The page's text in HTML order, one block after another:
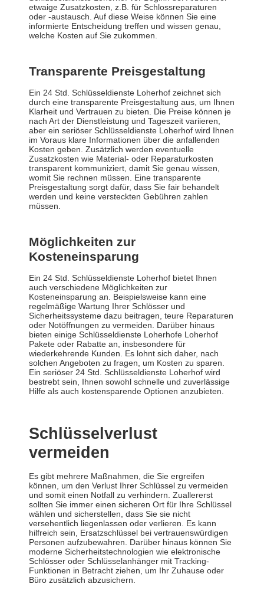
etwaige Zusatzkosten, z.B. für Schlossreparaturen
oder -austausch. Auf diese Weise können Sie eine
informierte Entscheidung treffen und wissen genau,
welche Kosten auf Sie zukommen.
Transparente Preisgestaltung
Ein 24 Std. Schlüsseldienste Loherhof zeichnet sich
durch eine transparente Preisgestaltung aus, um Ihnen
Klarheit und Vertrauen zu bieten. Die Preise können je
nach Art der Dienstleistung und Tageszeit variieren,
aber ein seriöser Schlüsseldienste Loherhof wird Ihnen
im Voraus klare Informationen über die anfallenden
Kosten geben. Zusätzlich werden eventuelle
Zusatzkosten wie Material- oder Reparaturkosten
transparent kommuniziert, damit Sie genau wissen,
womit Sie rechnen müssen. Eine transparente
Preisgestaltung sorgt dafür, dass Sie fair behandelt
werden und keine versteckten Gebühren zahlen
müssen.
Möglichkeiten zur
Kosteneinsparung
Ein 24 Std. Schlüsseldienste Loherhof bietet Ihnen
auch verschiedene Möglichkeiten zur
Kosteneinsparung an. Beispielsweise kann eine
regelmäßige Wartung Ihrer Schlösser und
Sicherheitssysteme dazu beitragen, teure Reparaturen
oder Notöffnungen zu vermeiden. Darüber hinaus
bieten einige Schlüsseldienste Loherhofe Loherhof
Pakete oder Rabatte an, insbesondere für
wiederkehrende Kunden. Es lohnt sich daher, nach
solchen Angeboten zu fragen, um Kosten zu sparen.
Ein seriöser 24 Std. Schlüsseldienste Loherhof wird
bestrebt sein, Ihnen sowohl schnelle und zuverlässige
Hilfe als auch kostensparende Optionen anzubieten.
Schlüsselverlust
vermeiden
Es gibt mehrere Maßnahmen, die Sie ergreifen
können, um den Verlust Ihrer Schlüssel zu vermeiden
und somit einen Notfall zu verhindern. Zuallererst
sollten Sie immer einen sicheren Ort für Ihre Schlüssel
wählen und sicherstellen, dass Sie sie nicht
versehentlich liegenlassen oder verlieren. Es kann
hilfreich sein, Ersatzschlüssel bei vertrauenswürdigen
Personen aufzubewahren. Darüber hinaus können Sie
moderne Sicherheitstechnologien wie elektronische
Schlösser oder Schlüsselanhänger mit Tracking-
Funktionen in Betracht ziehen, um Ihr Zuhause oder
Büro zusätzlich abzusichern.